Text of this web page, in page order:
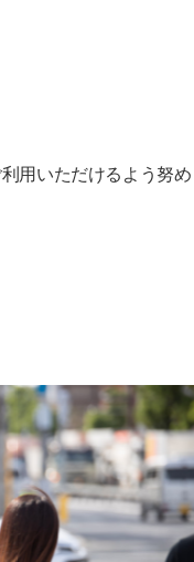
用いただけるよう努